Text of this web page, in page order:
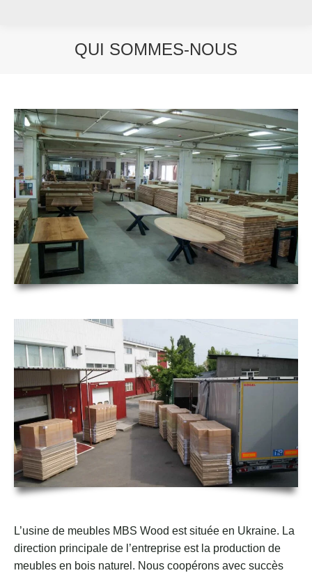
QUI SOMMES-NOUS
L’usine de meubles MBS Wood est située en Ukraine. La
direction principale de l’entreprise est la production de
meubles en bois naturel. Nous coopérons avec succès